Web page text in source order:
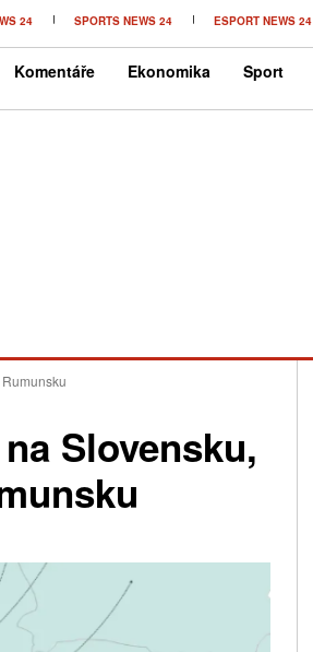
24 SPORTS NEWS 24 ESPORT NEWS 24
Komentáře Ekonomika Sport
Slovensku,